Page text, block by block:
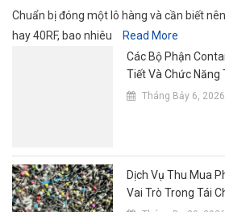
Chuẩn bị đóng một lô hàng và cần biết
hay 40RF, bao nhiêu
Read More
Các Bộ Phận
Tiết Và Chức Năng
Tháng Bảy 6, 2026
Dịch Vụ Thu Mua
Vai Trò Trong Tái